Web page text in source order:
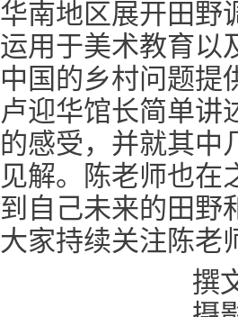
华南地区展开田野
运用于美术教育以
中国的乡村问题提
卢迎华馆长简单讲
的感受，并就其中
见解。陈老师也在
到自己未来的田野
大家持续关注陈老
撰